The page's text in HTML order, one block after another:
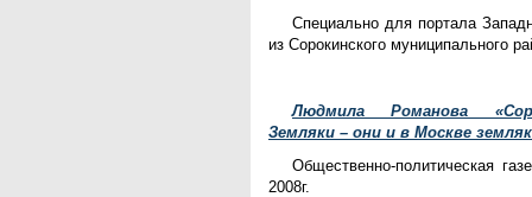
Специально для портала
из Сорокинского муниципального
Людмила Романова
Земляки – они и в Москве
Общественно-политическая
2008г.